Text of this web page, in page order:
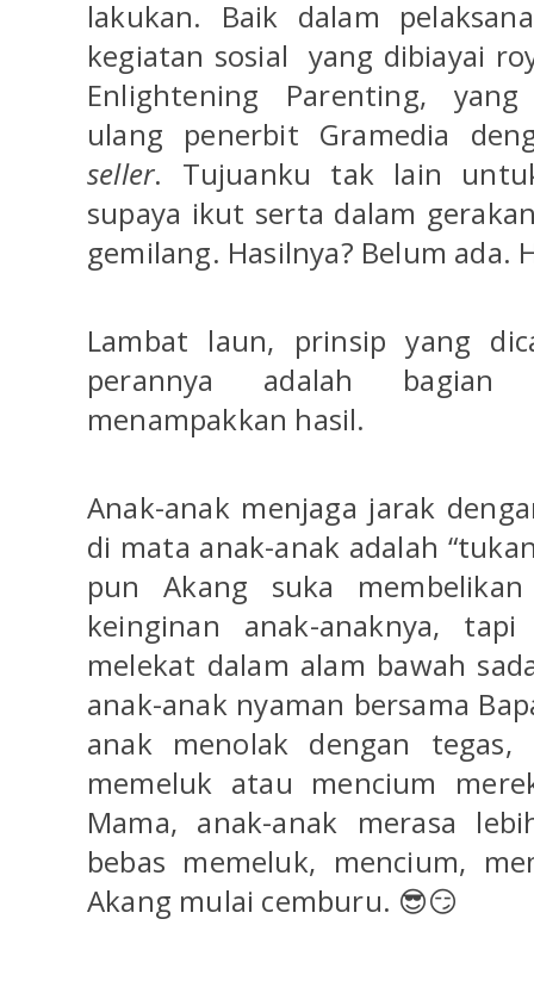
lakukan. Baik dalam
kegiatan sosial yang dibiayai
Enlightening Parenting,
ulang penerbit Gramedia
seller. Tujuanku tak lain
supaya ikut serta dalam
gemilang. Hasilnya? Belum ada.
Lambat laun, prinsip yang
perannya adalah bagian
menampakkan hasil.
Anak-anak menjaga jarak
di mata anak-anak adalah
pun Akang suka
keinginan anak-anaknya,
melekat dalam alam bawah
anak-anak nyaman bersama
anak menolak dengan
memeluk atau mencium
Mama, anak-anak merasa
bebas memeluk, mencium,
Akang mulai cemburu. 😎😏